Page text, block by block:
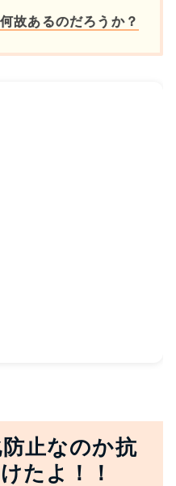
故あるのだろうか？
止なのか抗
たよ！！